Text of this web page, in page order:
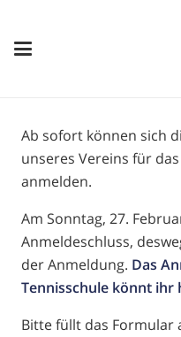
Ab sofort können sich
unseres Vereins für
anmelden.
Am Sonntag, 27.
Anmeldeschluss,
der Anmeldung. Das
Tennisschule könnt ihr
Bitte füllt das Formular